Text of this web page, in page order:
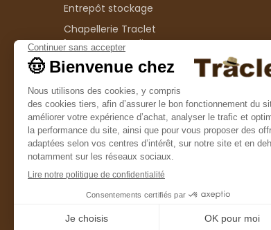
Entrepôt stockage
Chapellerie Traclet
14 Impasse Bardin
42300 Roanne
contact@chapellerie-traclet.com
Boutique
Chapellerie Traclet
4 rue de Cadore
42300 Roanne